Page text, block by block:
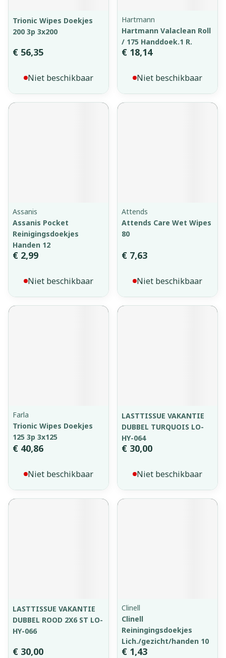
Trionic Wipes Doekjes
200 3p 3x200
€ 56,35
Niet beschikbaar
Hartmann
Hartmann Valaclean Roll
/ 175 Handdoek.1 R.
€ 18,14
Niet beschikbaar
Assanis
Assanis Pocket
Reinigingsdoekjes
Handen 12
€ 2,99
Niet beschikbaar
Attends
Attends Care Wet Wipes
80
€ 7,63
Niet beschikbaar
Farla
Trionic Wipes Doekjes
125 3p 3x125
€ 40,86
Niet beschikbaar
LASTTISSUE VAKANTIE
DUBBEL TURQUOIS LO-
HY-064
€ 30,00
Niet beschikbaar
LASTTISSUE VAKANTIE
DUBBEL ROOD 2X6 ST LO-
HY-066
€ 30,00
Clinell
Clinell
Reiningingsdoekjes
Lich./gezicht/handen 10
€ 1,43